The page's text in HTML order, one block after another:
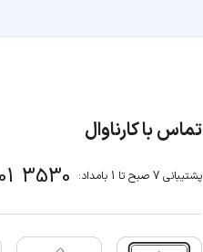
تماس با کارناوال
پشتیبانی 7 صبح تا 1 بامداد: 3530